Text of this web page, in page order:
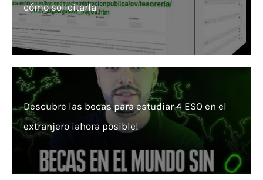
cómo solicitarla
Descubre las becas para estudiar 4 ESO en el
extranjero ¡ahora posible!